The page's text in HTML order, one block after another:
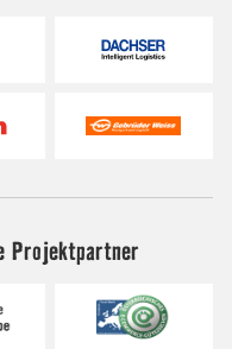
Projektpartner